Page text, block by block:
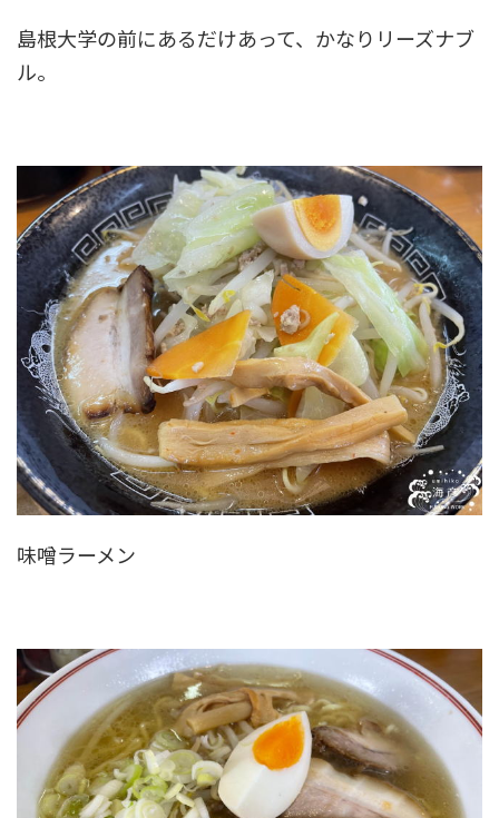
島根大学の前にあるだけあって、かなりリーズナブ
ル。
味噌ラーメン